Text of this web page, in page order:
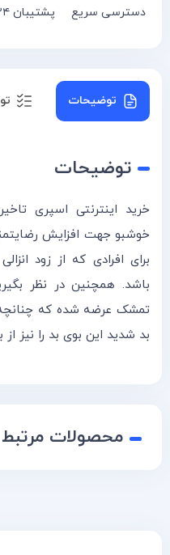
دسترسی سریع پشتیبان ۲۴ ساعت
توضیحات
توضیحات
خرید اینترنتی اسپری
خوشبو جهت افزایش
برای افرادی که از زود
باشد. همچنین در نظر
تمشک عرضه شده که چنانچه
بد شدید این بوی بد را نیز از
محصولات مرتبط